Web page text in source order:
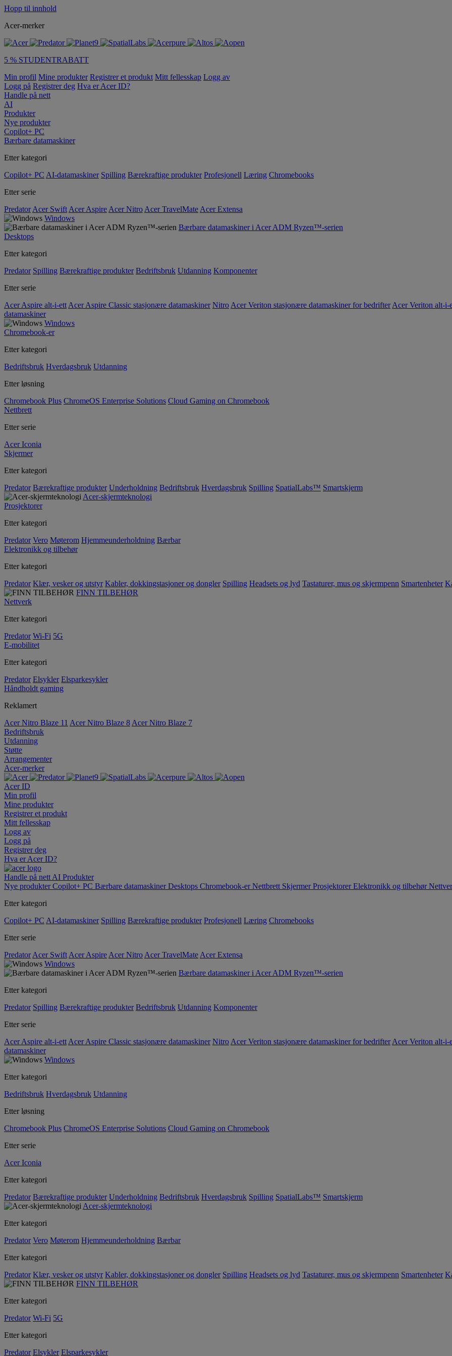
Hopp til innhold
Acer-merker
5 % STUDENTRABATT
Min profil Mine produkter Registrer et produkt Mitt fellesskap Logg av
Logg på Registrer deg Hva er Acer ID?
Handle på nett
AI
Produkter
Nye produkter
Copilot+ PC
Bærbare datamaskiner
Etter kategori
Copilot+ PC AI-datamaskiner Spilling Bærekraftige produkter Profesjonell Læring Chromebooks
Etter serie
Predator Acer Swift Acer Aspire Acer Nitro Acer TravelMate Acer Extensa
Windows
Bærbare datamaskiner i Acer ADM Ryzen™-serien
Desktops
Etter kategori
Predator Spilling Bærekraftige produkter Bedriftsbruk Utdanning Komponenter
Etter serie
Acer Aspire alt-i-ett Acer Aspire Classic stasjonære datamaskiner Nitro Acer Veriton stasjonære datamaskiner for bedrifter Acer Veriton alt-i-
datamaskiner
Windows
Chromebook-er
Etter kategori
Bedriftsbruk Hverdagsbruk Utdanning
Etter løsning
Chromebook Plus ChromeOS Enterprise Solutions Cloud Gaming on Chromebook
Nettbrett
Etter serie
Acer Iconia
Skjermer
Etter kategori
Predator Bærekraftige produkter Underholdning Bedriftsbruk Hverdagsbruk Spilling SpatialLabs™ Smartskjerm
Acer-skjermteknologi
Prosjektorer
Etter kategori
Predator Vero Møterom Hjemmeunderholdning Bærbar
Elektronikk og tilbehør
Etter kategori
Predator Klær, vesker og utstyr Kabler, dokkingstasjoner og dongler Spilling Headsets og lyd Tastaturer, mus og skjermpenn Smartenheter
FINN TILBEHØR
Nettverk
Etter kategori
Predator Wi-Fi 5G
E-mobilitet
Etter kategori
Predator Elsykler Elsparkesykler
Håndholdt gaming
Reklamert
Acer Nitro Blaze 11 Acer Nitro Blaze 8 Acer Nitro Blaze 7
Bedriftsbruk
Utdanning
Støtte
Arrangementer
Acer-merker
Acer ID
Min profil
Mine produkter
Registrer et produkt
Mitt fellesskap
Logg av
Logg på
Registrer deg
Hva er Acer ID?
Handle på nett AI Produkter
Nye produkterCopilot+ PC Bærbare datamaskinerDesktops Chromebook-erNettbrett SkjermerProsjektorerElektronikk og tilbehør
Etter kategori
Copilot+ PC AI-datamaskiner Spilling Bærekraftige produkter Profesjonell Læring Chromebooks
Etter serie
Predator Acer Swift Acer Aspire Acer Nitro Acer TravelMate Acer Extensa
Windows
Bærbare datamaskiner i Acer ADM Ryzen™-serien
Etter kategori
Predator Spilling Bærekraftige produkter Bedriftsbruk Utdanning Komponenter
Etter serie
Acer Aspire alt-i-ett Acer Aspire Classic stasjonære datamaskiner Nitro Acer Veriton stasjonære datamaskiner for bedrifter Acer Veriton alt-i-
datamaskiner
Windows
Etter kategori
Bedriftsbruk Hverdagsbruk Utdanning
Etter løsning
Chromebook Plus ChromeOS Enterprise Solutions Cloud Gaming on Chromebook
Etter serie
Acer Iconia
Etter kategori
Predator Bærekraftige produkter Underholdning Bedriftsbruk Hverdagsbruk Spilling SpatialLabs™ Smartskjerm
Acer-skjermteknologi
Etter kategori
Predator Vero Møterom Hjemmeunderholdning Bærbar
Etter kategori
Predator Klær, vesker og utstyr Kabler, dokkingstasjoner og dongler Spilling Headsets og lyd Tastaturer, mus og skjermpenn Smartenheter
FINN TILBEHØR
Etter kategori
Predator Wi-Fi 5G
Etter kategori
Predator Elsykler Elsparkesykler